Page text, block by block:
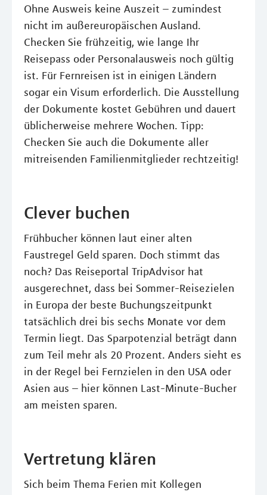
Ohne Ausweis keine Auszeit – zumindest
nicht im außereuropäischen Ausland.
Checken Sie frühzeitig, wie lange Ihr
Reisepass oder Personalausweis noch gültig
ist. Für Fernreisen ist in einigen Ländern
sogar ein Visum erforderlich. Die Ausstellung
der Dokumente kostet Gebühren und dauert
üblicherweise mehrere Wochen. Tipp:
Checken Sie auch die Dokumente aller
mitreisenden Familienmitglieder rechtzeitig!
Clever buchen
Frühbucher können laut einer alten
Faustregel Geld sparen. Doch stimmt das
noch? Das Reiseportal TripAdvisor hat
ausgerechnet, dass bei Sommer-Reisezielen
in Europa der beste Buchungszeitpunkt
tatsächlich drei bis sechs Monate vor dem
Termin liegt. Das Sparpotenzial beträgt dann
zum Teil mehr als 20 Prozent. Anders sieht es
in der Regel bei Fernzielen in den USA oder
Asien aus – hier können Last-Minute-Bucher
am meisten sparen.
Vertretung klären
Sich beim Thema Ferien mit Kollegen